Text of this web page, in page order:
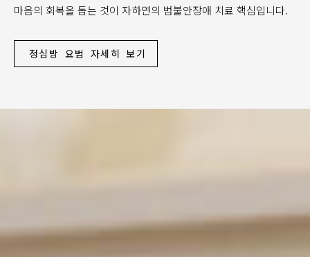
마음의 회복을 돕는 것이 자하연의 범불안장애 치료 핵심입니다.
정심방 요법 자세히 보기